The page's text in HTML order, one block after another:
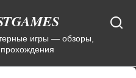
игры — обзоры,